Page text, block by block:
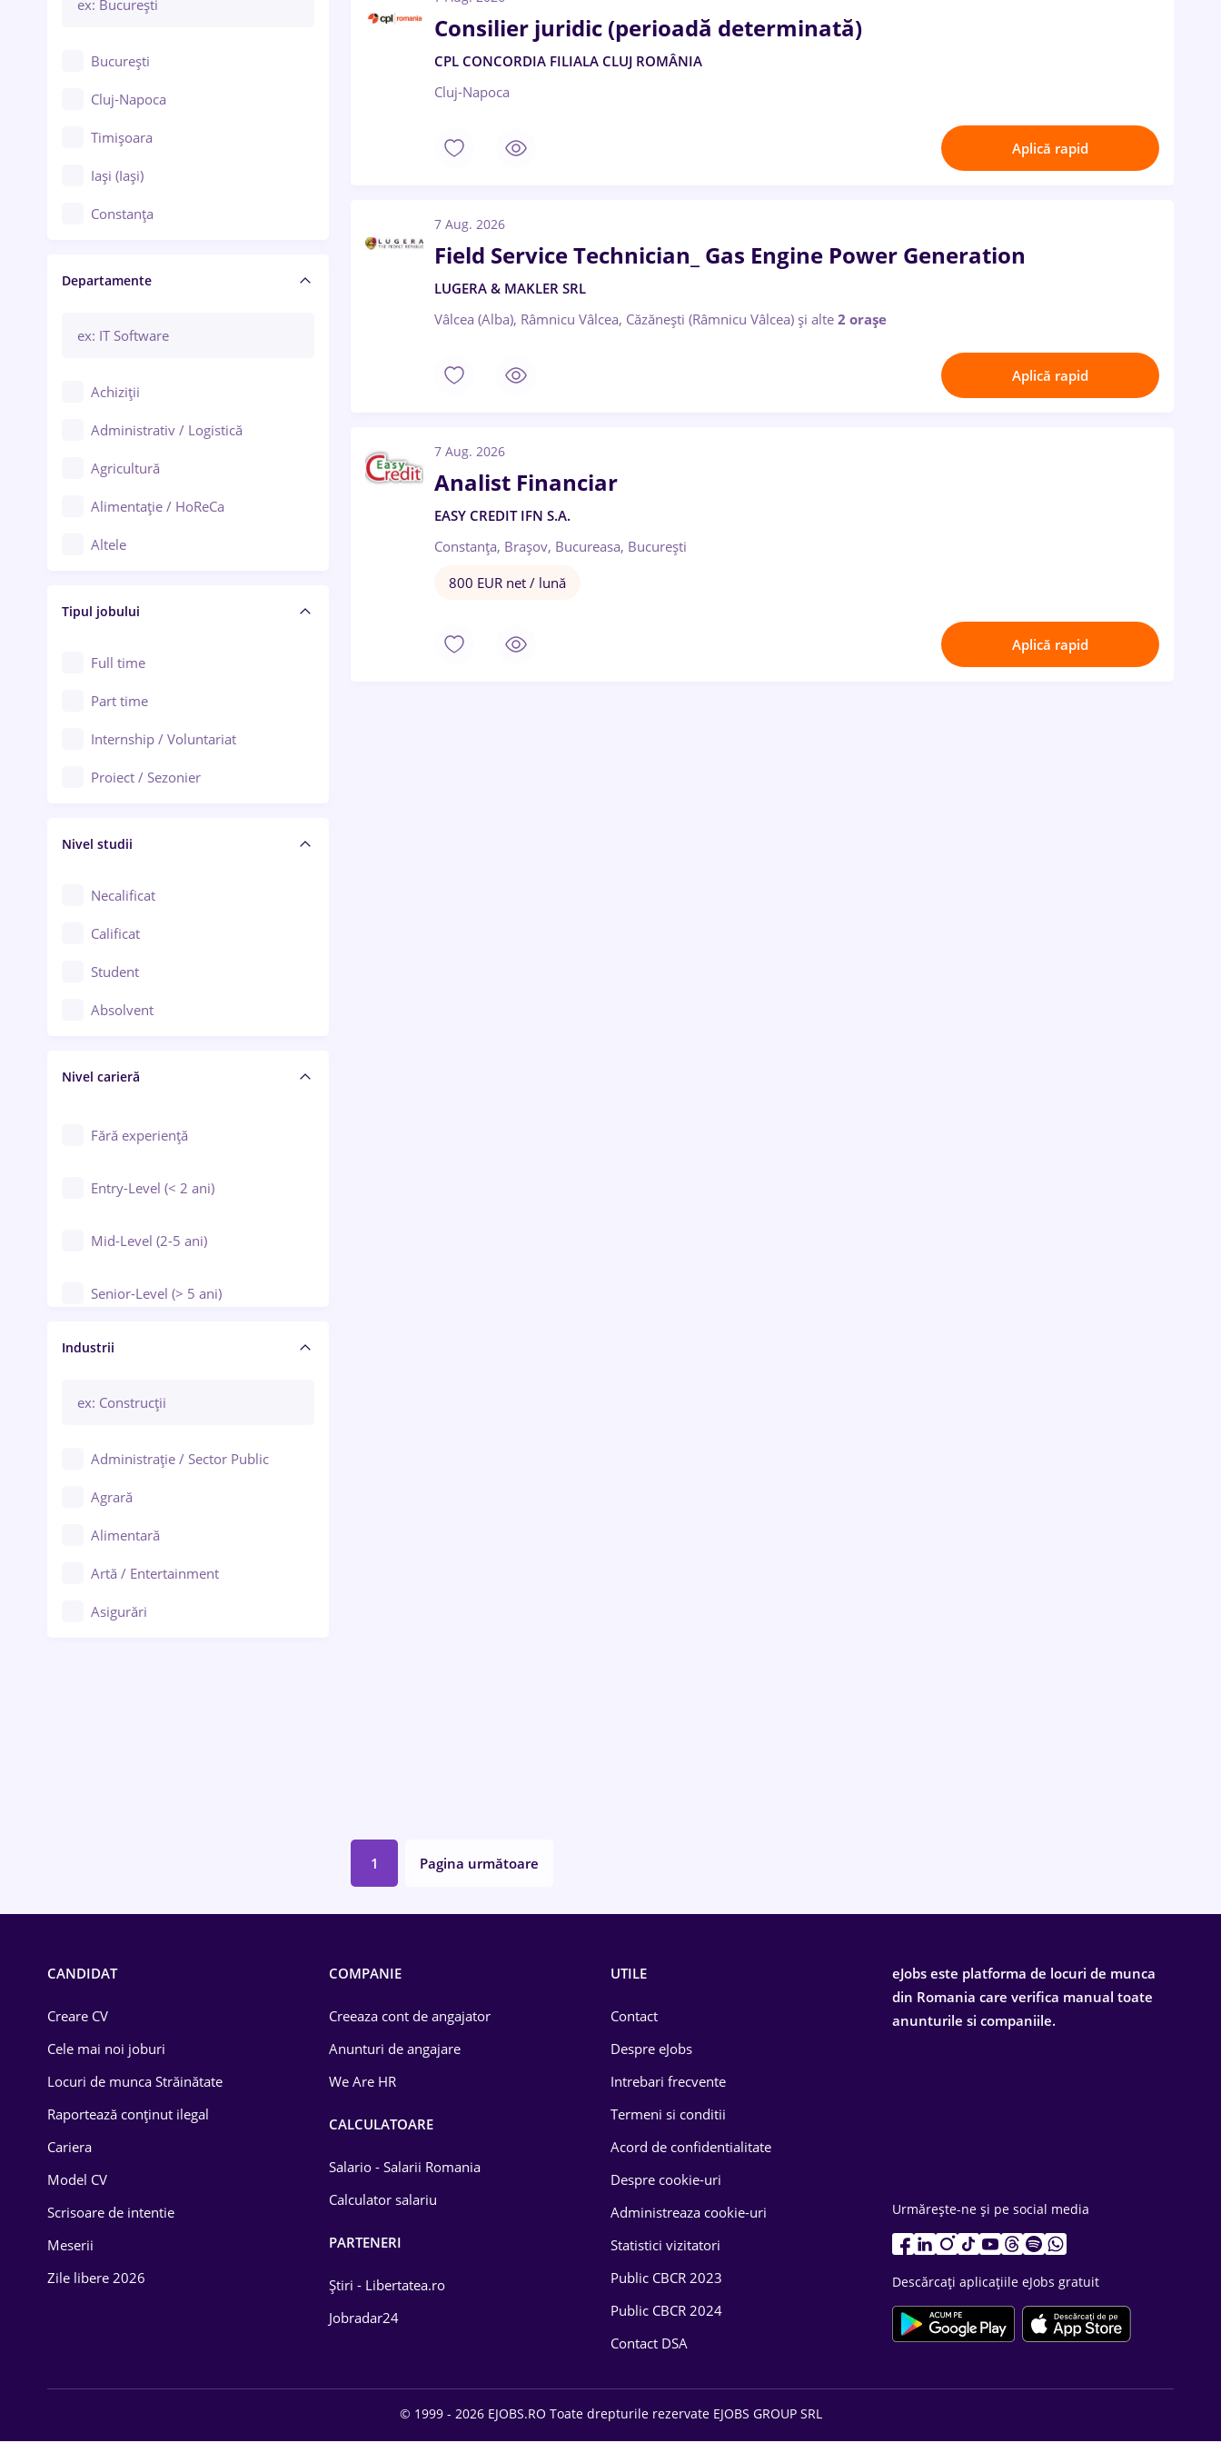
București
Cluj-Napoca
Timișoara
Iași (Iași)
Constanța
Brașov
Bacău
Galați (Galați)
Ploiești
Arad
Baia Mare
Bârlad
Bistrița (Bistrița-Năsăud)
Departamente
Achiziții
Administrativ / Logistică
Agricultură
Alimentație / HoReCa
Altele
Asigurări
Au pair / Babysitter / Curățenie
Audit / Consultanță
Auto / Echipamente
Automatizări
Cercetare - dezvoltare
Chimie / Biochimie
Confecții / Design vestimentar
Construcții / Instalații
Controlul calității
Educație / Training / Arte
Tipul jobului
Full time
Part time
Internship / Voluntariat
Proiect / Sezonier
Nivel studii
Necalificat
Calificat
Student
Absolvent
Nivel carieră
Fără experiență
Entry-Level (< 2 ani)
Mid-Level (2-5 ani)
Senior-Level (> 5 ani)
Manager / Executiv
Industrii
Administrație / Sector Public
Agrară
Alimentară
Artă / Entertainment
Asigurări
Energetică
Mașini / Auto
Media / Internet
Medicină / Sănătate
Consilier juridic (perioadă determinată)
CPL CONCORDIA FILIALA CLUJ ROMÂNIA
Cluj-Napoca
Aplică rapid
7 Aug. 2026
Field Service Technician_ Gas Engine Power Generation
LUGERA & MAKLER SRL
Vâlcea (Alba), Râmnicu Vâlcea, Căzănești (Râmnicu Vâlcea) și alte 2 orașe
Aplică rapid
7 Aug. 2026
Analist Financiar
EASY CREDIT IFN S.A.
Constanța, Brașov, Bucureasa, București
800 EUR net / lună
Aplică rapid
1 Pagina următoare
CANDIDAT
Creare CV
Cele mai noi joburi
Locuri de munca Străinătate
Raportează conținut ilegal
Cariera
Model CV
Scrisoare de intentie
Meserii
Zile libere 2026
COMPANIE
Creeaza cont de angajator
Anunturi de angajare
We Are HR
CALCULATOARE
Salario - Salarii Romania
Calculator salariu
PARTENERI
Știri - Libertatea.ro
Jobradar24
UTILE
Contact
Despre eJobs
Intrebari frecvente
Termeni si conditii
Acord de confidentialitate
Despre cookie-uri
Administreaza cookie-uri
Statistici vizitatori
Public CBCR 2023
Public CBCR 2024
Contact DSA
eJobs este platforma de locuri de munca
din Romania care verifica manual toate
anunturile si companiile.
Urmărește-ne și pe social media
Descărcați aplicațiile eJobs gratuit
© 1999 - 2026 EJOBS.RO Toate drepturile rezervate EJOBS GROUP SRL